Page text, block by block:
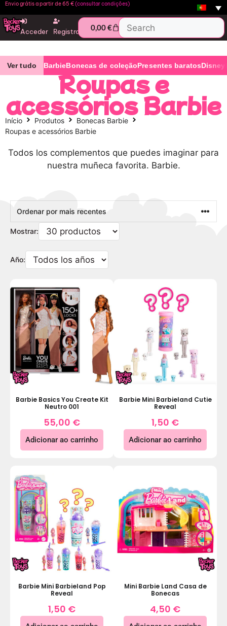
Envio grátis a partir de 65 €(consultar condições)
Acceder Registro 0,00€
Ver tudo BarbieBonecas de coleçãoPresentes baratosDisney
Roupas e
acessórios Barbie
Início Produtos
Bonecas Barbie
Roupas e acessórios Barbie
Todos los complementos que puedes imaginar para
nuestra muñeca favorita. Barbie.
Mostrar:
Año:
Barbie Basics You Create Kit
Neutro 001
55,00 €
Adicionar ao carrinho
Barbie Mini Barbieland Cutie
Reveal
1,50 €
Adicionar ao carrinho
Barbie Mini Barbieland Pop
Reveal
1,50 €
Mini Barbie Land Casa de
Bonecas
4,50 €